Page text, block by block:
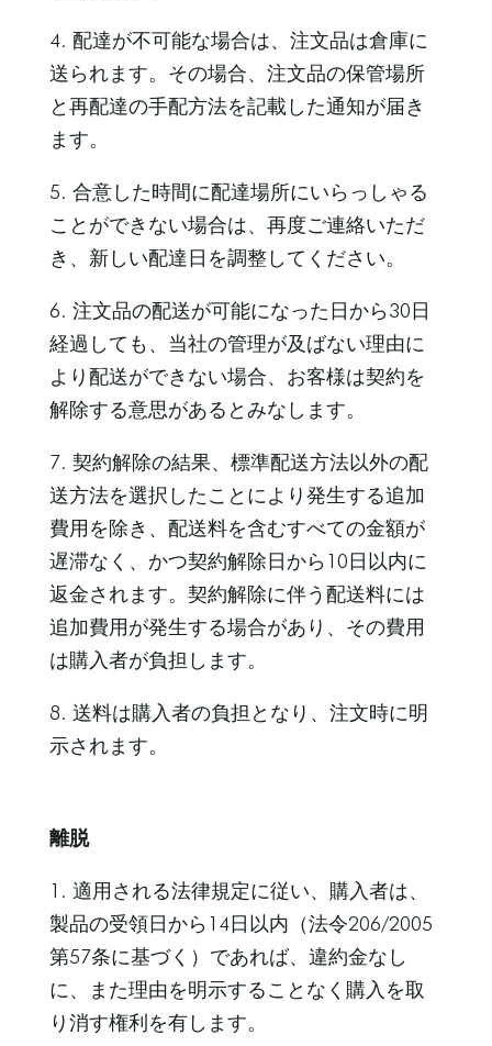
4. 配達が不可能な場合は、注文品は倉庫に
送られます。その場合、注文品の保管場所
と再配達の手配方法を記載した通知が届き
ます。
5. 合意した時間に配達場所にいらっしゃる
ことができない場合は、再度ご連絡いただ
き、新しい配達日を調整してください。
6. 注文品の配送が可能になった日から30日
経過しても、当社の管理が及ばない理由に
より配送ができない場合、お客様は契約を
解除する意思があるとみなします。
7. 契約解除の結果、標準配送方法以外の配
送方法を選択したことにより発生する追加
費用を除き、配送料を含むすべての金額が
遅滞なく、かつ契約解除日から10日以内に
返金されます。契約解除に伴う配送料には
追加費用が発生する場合があり、その費用
は購入者が負担します。
8. 送料は購入者の負担となり、注文時に明
示されます。
離脱
1. 適用される法律規定に従い、購入者は、
製品の受領日から14日以内（法令206/2005
第57条に基づく）であれば、違約金なし
に、また理由を明示することなく購入を取
り消す権利を有します。